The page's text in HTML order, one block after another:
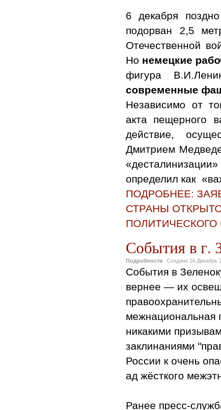
6 декабря
подорван 2,5
Отечественной
Но немецкие
фигура
современные
Независимо от
акта пещерного
действие,
Дмитрием
определил как
ПОДРОБНЕЕ:
СТРАНЫ
События в
Подробности Создано 16 Декабрь
События в
вернее — их
межнациональная
никакими
заклинаниями
России к очень
ад жёсткого
Ранее пресс-